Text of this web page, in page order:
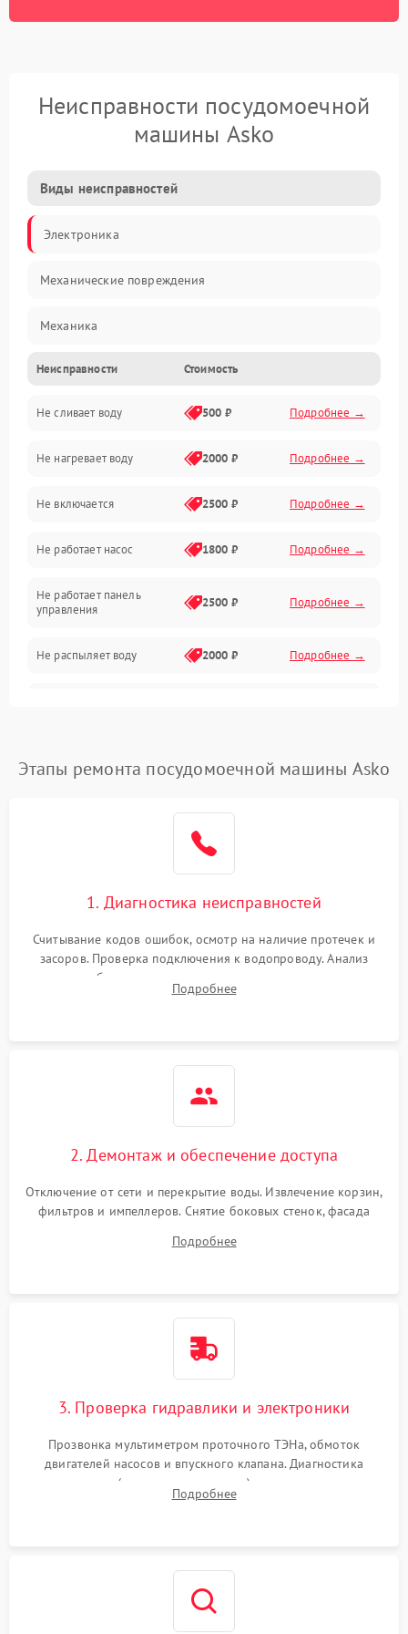
Неисправности посудомоечной
машины Asko
Виды неисправностей
Электроника
Механические повреждения
Механика
Управление
Электропитание
Датчики
Нагрев
Вода
Гигиена
Неисправности Стоимость
Не сливает воду 500 ₽ Подробнее →
Не нагревает воду 2000 ₽ Подробнее →
Не включается 2500 ₽ Подробнее →
Не работает насос 1800 ₽ Подробнее →
Не работает панель
управления
2500 ₽ Подробнее →
Не распыляет воду 2000 ₽ Подробнее →
воды
1800 ₽ Подробнее →
Проблемы с
Этапы ремонта посудомоечной машины Asko
1. Диагностика неисправностей
Считывание кодов ошибок, осмотр на наличие протечек и
засоров. Проверка подключения к водопроводу. Анализ
жалоб на отсутствие слива, нагрева, вращения
разбрызгивателей или срабатывание системы защиты
Подробнее
2. Демонтаж и обеспечение доступа
Отключение от сети и перекрытие воды. Извлечение корзин,
фильтров и импеллеров. Снятие боковых стенок, фасада
циркуляционному насосу, ТЭНу и сливной помпе.
Подробнее
3. Проверка гидравлики и электроники
Прозвонка мультиметром проточного ТЭНа, обмоток
двигателей насосов и впускного клапана. Диагностика
прессостата (датчика уровня воды), датчика мутности,
концевика дверцы и электронного модуля управления.
Подробнее